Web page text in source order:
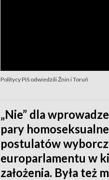
Politycy PiS odwiedzili Żnin i Toruń
„Nie” dla
pary
postulatów
europarlamentu w
założenia. Była też